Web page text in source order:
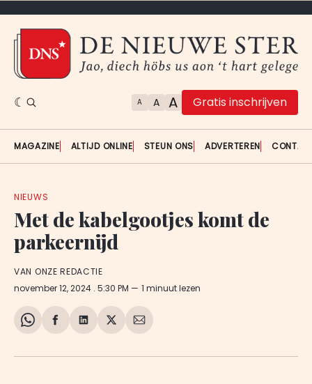
A A A Gratis inschrijven
MAGAZINE ALTIJD ONLINE STEUN ONS ADVERTEREN
NIEUWS
Met de kabelgootjes komt de
parkeernijd
VAN ONZE REDACTIE
november 12, 2024 . 5:30 PM 1 minuut lezen
Share
WhatsApp
Delen
Facebook
Delen
LinkedIn
Share
X
Deel
E-